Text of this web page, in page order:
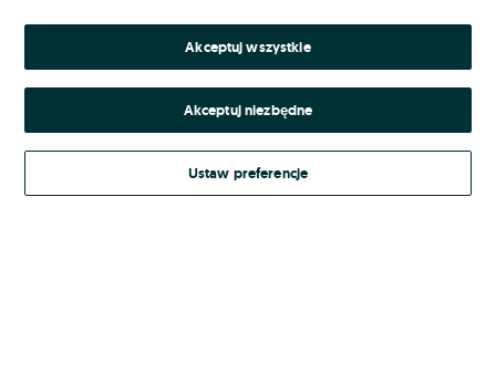
Nie pamiętasz hasła?
Zaloguj się
Kontynuując za pośrednictwem jednego z dostawców wskazanych powyżej,
Regulamin serwisuOLX.pl w jego aktualnym brzmieniu.
Akceptuj wszystkie
Akceptuj niezbędne
Ustaw preferencje